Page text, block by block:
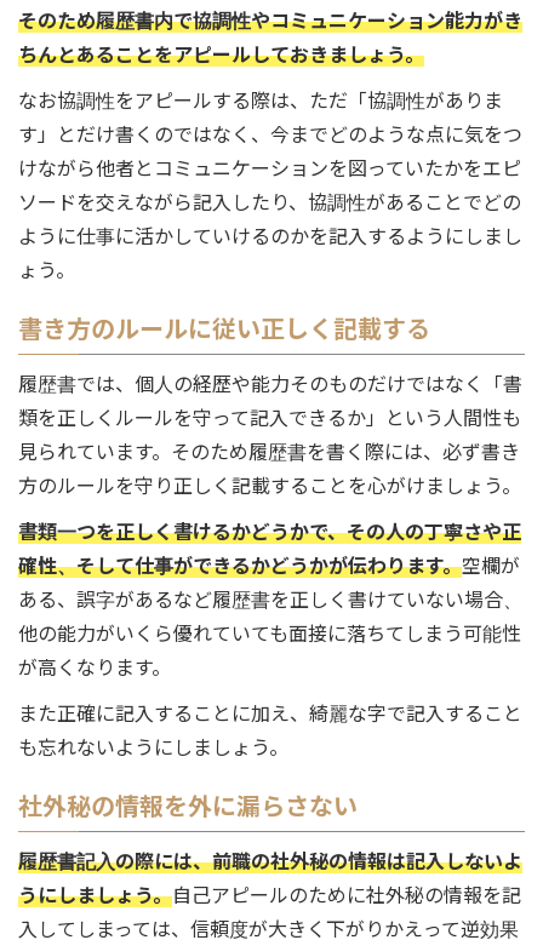
そのため履歴書内で協調性やコミュニケーション能力がき
ちんとあることをアピールしておきましょう。
なお協調性をアピールする際は、ただ「協調性がありま
す」とだけ書くのではなく、今までどのような点に気をつ
けながら他者とコミュニケーションを図っていたかをエピ
ソードを交えながら記入したり、協調性があることでどの
ように仕事に活かしていけるのかを記入するようにしまし
ょう。
書き方のルールに従い正しく記載する
履歴書では、個人の経歴や能力そのものだけではなく「書
類を正しくルールを守って記入できるか」という人間性も
見られています。そのため履歴書を書く際には、必ず書き
方のルールを守り正しく記載することを心がけましょう。
書類一つを正しく書けるかどうかで、その人の丁寧さや正
確性、そして仕事ができるかどうかが伝わります。空欄が
ある、誤字があるなど履歴書を正しく書けていない場合、
他の能力がいくら優れていても面接に落ちてしまう可能性
が高くなります。
また正確に記入することに加え、綺麗な字で記入すること
も忘れないようにしましょう。
社外秘の情報を外に漏らさない
履歴書記入の際には、前職の社外秘の情報は記入しないよ
うにしましょう。自己アピールのために社外秘の情報を記
入してしまっては、信頼度が大きく下がりかえって逆効果